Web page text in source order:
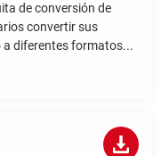
de conversión de
convertir sus
a diferentes formatos...